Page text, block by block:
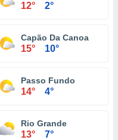
12° 2°
Capão Da Canoa
15° 10°
Passo Fundo
14° 4°
Rio Grande
13° 7°